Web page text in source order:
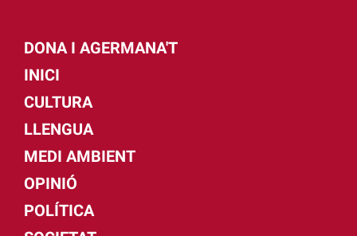
DONA I AGERMANA'T
INICI
CULTURA
LLENGUA
MEDI AMBIENT
OPINIÓ
POLÍTICA